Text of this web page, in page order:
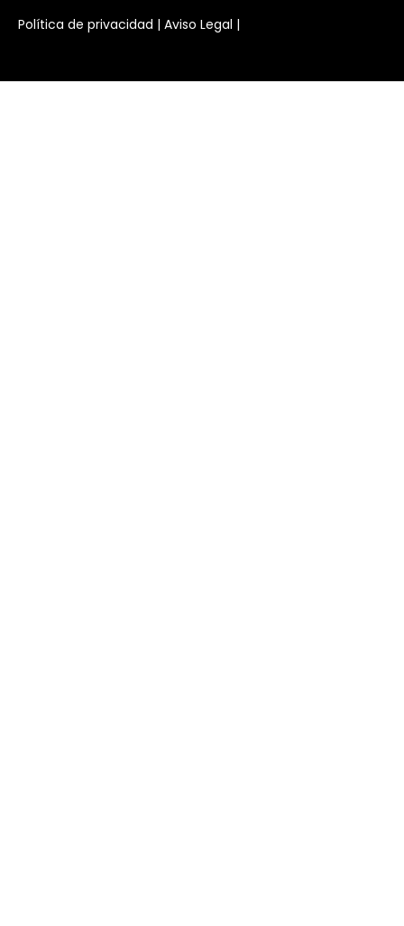
Política de privacidad | Aviso Legal |
Habla con nosotros